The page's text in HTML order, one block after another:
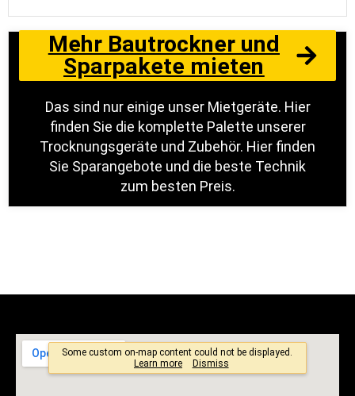
Mehr Bautrockner und
Sparpakete mieten
Das sind nur einige unser Mietgeräte. Hier
finden Sie die komplette Palette unserer
Trocknungsgeräte und Zubehör. Hier finden
Sie Sparangebote und die beste Technik
zum besten Preis.